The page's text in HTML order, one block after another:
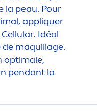
la peau. Pour
appliquer
Cellular. Idéal
maquillage.
optimale,
pendant la